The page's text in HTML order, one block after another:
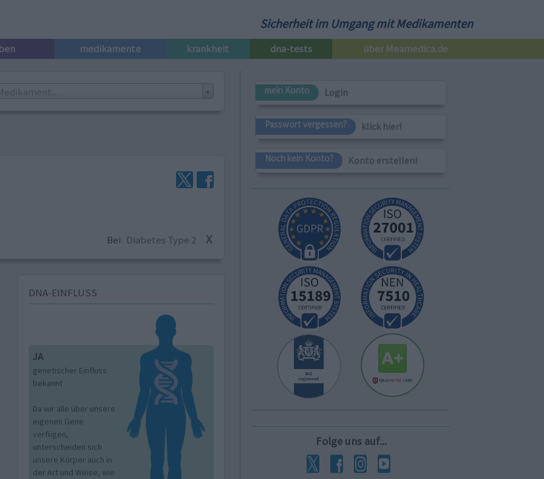
Sicherheit im Umgang mit Medikamenten
medikamente krankheit dna-tests über Meamedica.de
Bei Diabetes Type 2 X
DNA-EINFLUSS
JA
genetischer Einfluss
bekannt
Da wir alle über unsere
eigenen Gene
verfügen,
unterscheiden sich
unsere Körper auch in
der Art und Weise, wie
mein Konto Login
Passwort vergessen? klick hier!
Noch kein Konto? Konto erstellen!
Folge uns auf...